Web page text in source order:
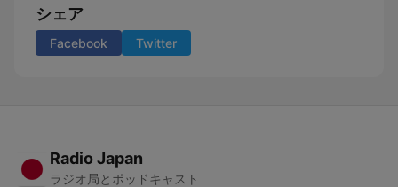
シェア
Facebook Twitter
Radio Japan
ラジオ局とポッドキャスト